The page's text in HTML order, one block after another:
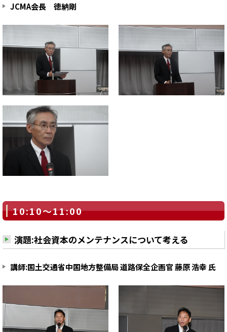
JCMA会長 徳納剛
10:10～11:00
演題:社会資本のメンテナンスについて考える
講師:国土交通省中国地方整備局 道路保全企画官 藤原 浩幸 氏